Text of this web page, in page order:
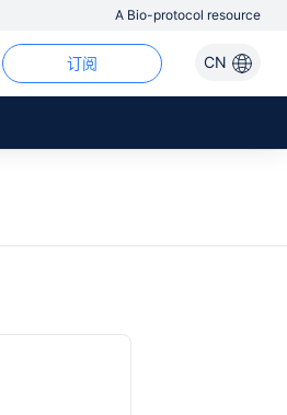
A Bio-protocol resource
CN
订阅